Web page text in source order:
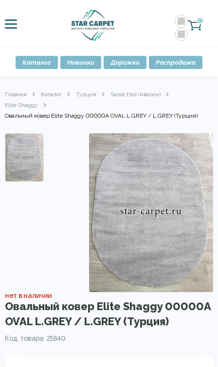
0
Каталог Новинки Дорожки Распродажа
Главная Каталог Турция
Sanat Hali (Авалон)
Elite Shaggy
Овальный ковер Elite Shaggy 00000A OVAL L.GREY / L.GREY (Турция)
нет в наличии
Овальный ковер Elite Shaggy 00000A
OVAL L.GREY / L.GREY (Турция)
Код товара: 21840